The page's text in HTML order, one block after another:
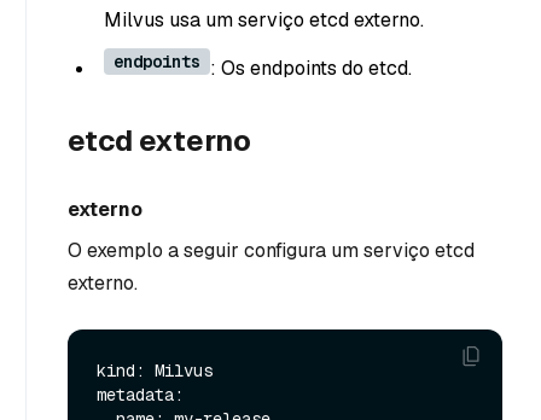
Milvus usa um serviço etcd externo.
endpoints : Os endpoints do etcd.
etcd externo
externo
O exemplo a seguir configura um serviço etcd
externo.
kind: Milvus
metadata: